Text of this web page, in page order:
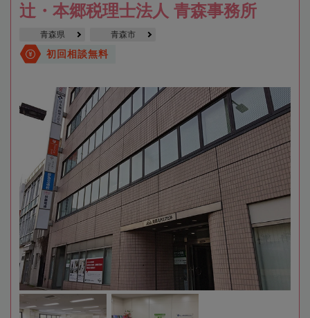
辻・本郷税理士法人 青森事務所
青森県 青森市
初回相談無料